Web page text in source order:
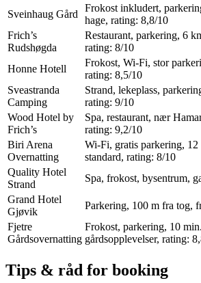
Sveinhaug Gård
Frokost inkludert,
hage, rating: 8,8/10
Frich’s
Rudshøgda
Restaurant, parkering, 6
rating: 8/10
Honne Hotell
Frokost, Wi-Fi, stor
rating: 8,5/10
Sveastranda
Camping
Strand, lekeplass,
rating: 9/10
Wood Hotel by
Frich’s
Spa, restaurant, nær
rating: 9,2/10
Biri Arena
Overnatting
Wi‑Fi, gratis parkering,
standard, rating: 8/10
Quality Hotel
Strand
Spa, frokost, bysentrum,
Grand Hotel
Gjøvik
Parkering, 100 m fra tog,
Fjetre
Gårdsovernatting
Frokost, parkering, 10
gårdsopplevelser, rating:
Tips & råd for booking